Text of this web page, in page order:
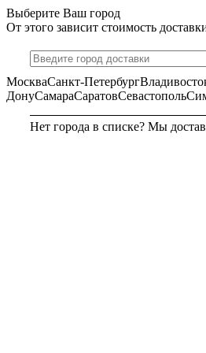
Выберите Ваш город
От этого зависит стоимость
МоскваСанкт-Петербург
ДонуСамараСаратовСевастополь
Нет города в списке? Мы